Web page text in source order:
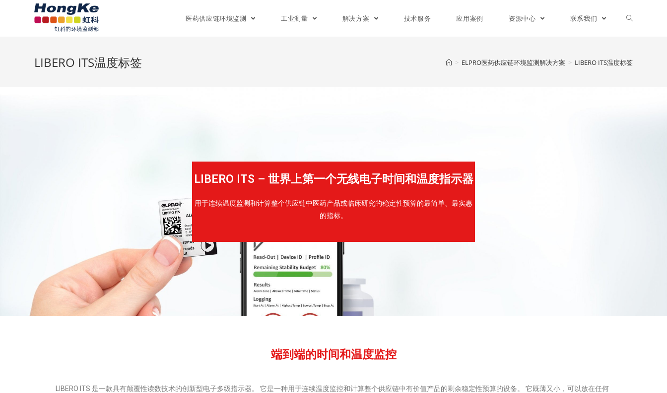
医药供应链环境监测 工业测量 解决方案 技术服务 应用案例 资源中心 联系我们
LIBERO ITS温度标签 > ELPRO医药供应链环境监测解决方案 > LIBERO ITS温度标签
LIBERO ITS – 世界上第一个无线电子时间和温度指示器
用于连续温度监测和计算整个供应链中医药产品或临床研究的稳定性预算的最简单、最实惠
的指标。
端到端的时间和温度监控
LIBERO ITS 是一款具有颠覆性读数技术的创新型电子多级指示器。 它是一种用于连续温度监控和计算整个供应链中有价值产品的剩余稳定性预算的设备。 它既薄又小，可以放在任何